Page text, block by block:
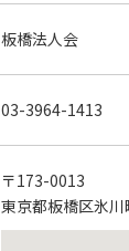
板橋法人会
03-3964-1413
〒173-0013
東京都板橋区氷